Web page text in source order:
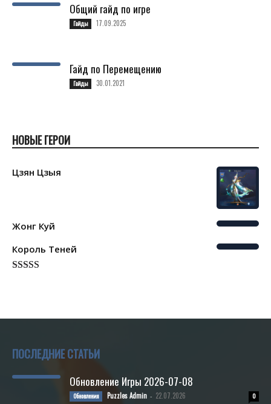
Общий гайд по игре
Гайды 17.09.2025
Гайд по Перемещению
Гайды 30.01.2021
НОВЫЕ ГЕРОИ
Цзян Цзыя
Жонг Куй
Король Теней
ПОСЛЕДНИЕ СТАТЬИ
Обновление Игры 2026-07-08
Обновления Puzzles Admin - 22.07.2026 0